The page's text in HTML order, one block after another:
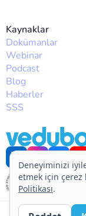
Kaynaklar
Dokümanlar
Webinar
Podcast
Blog
Haberler
SSS
© 2026
Deneyiminizi
etmek için çerez
Politikası.